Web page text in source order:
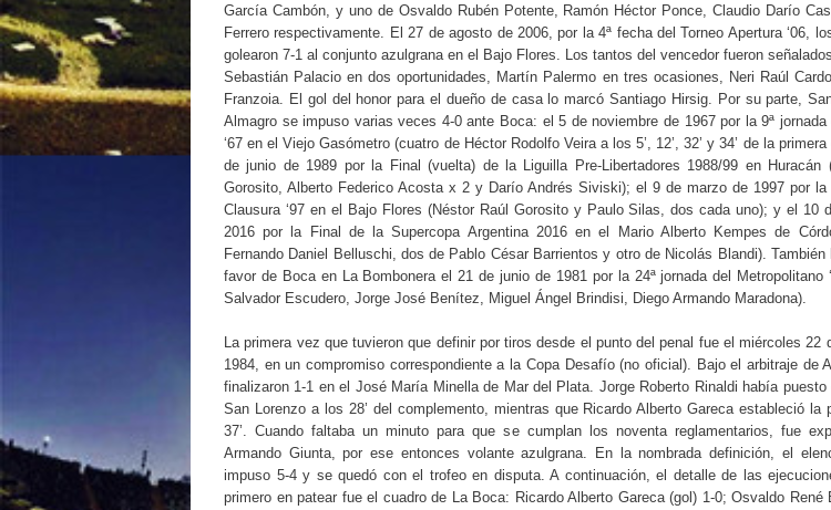
García Cambón, y uno de Osvaldo Rubén Potente, Ramón Héctor Ponce, Claudio Darío
Ferrero respectivamente. El 27 de agosto de 2006, por la 4ª fecha del Torneo Apertura ‘06,
golearon 7-1 al conjunto azulgrana en el Bajo Flores. Los tantos del vencedor fueron
Sebastián Palacio en dos oportunidades, Martín Palermo en tres ocasiones, Neri Raúl
Franzoia. El gol del honor para el dueño de casa lo marcó Santiago Hirsig. Por su parte,
Almagro se impuso varias veces 4-0 ante Boca: el 5 de noviembre de 1967 por la 9ª jornada
‘67 en el Viejo Gasómetro (cuatro de Héctor Rodolfo Veira a los 5’, 12’, 32’ y 34’ de la
de junio de 1989 por la Final (vuelta) de la Liguilla Pre-Libertadores 1988/99 en Huracán
Gorosito, Alberto Federico Acosta x 2 y Darío Andrés Siviski); el 9 de marzo de 1997 por la
Clausura ‘97 en el Bajo Flores (Néstor Raúl Gorosito y Paulo Silas, dos cada uno); y el 10
2016 por la Final de la Supercopa Argentina 2016 en el Mario Alberto Kempes de
Fernando Daniel Belluschi, dos de Pablo César Barrientos y otro de Nicolás Blandi). También
favor de Boca en La Bombonera el 21 de junio de 1981 por la 24ª jornada del Metropolitano
Salvador Escudero, Jorge José Benítez, Miguel Ángel Brindisi, Diego Armando Maradona).
La primera vez que tuvieron que definir por tiros desde el punto del penal fue el miércoles 22
1984, en un compromiso correspondiente a la Copa Desafío (no oficial). Bajo el arbitraje de
finalizaron 1-1 en el José María Minella de Mar del Plata. Jorge Roberto Rinaldi había
San Lorenzo a los 28’ del complemento, mientras que Ricardo Alberto Gareca estableció la
37’. Cuando faltaba un minuto para que se cumplan los noventa reglamentarios, fue
Armando Giunta, por ese entonces volante azulgrana. En la nombrada definición, el
impuso 5-4 y se quedó con el trofeo en disputa. A continuación, el detalle de las
primero en patear fue el cuadro de La Boca: Ricardo Alberto Gareca (gol) 1-0; Osvaldo René